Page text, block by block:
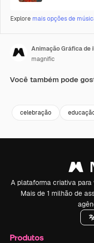
Explore mais opções de
magnific
Você também pode
celebração
A plataforma criativa
Mais de 1 milhão de
Produtos